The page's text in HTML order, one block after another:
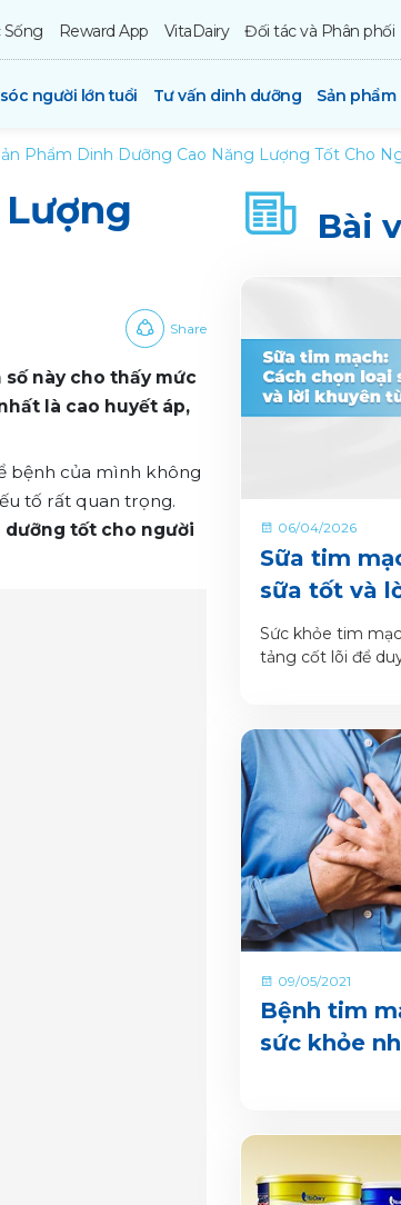
Sống Reward App VitaDairy Đối tác và Phân phối
người lớn tuổi Tư vấn dinh dưỡng Sản phẩm
Phẩm Dinh Dưỡng Cao Năng Lượng Tốt Cho
Share
này cho thấy mức
là cao huyết áp,
bệnh của mình không
tố rất quan trọng.
dưỡng tốt cho người
Bài
06/04/2026
Sữa tim
sữa tốt và
Sức khỏe tim
tảng cốt lõi để
09/05/2021
Bệnh tim
sức khỏe